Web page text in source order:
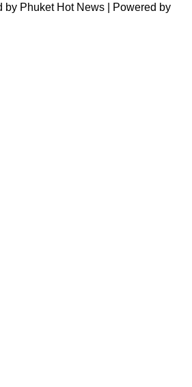
by Phuket Hot News | Powered by